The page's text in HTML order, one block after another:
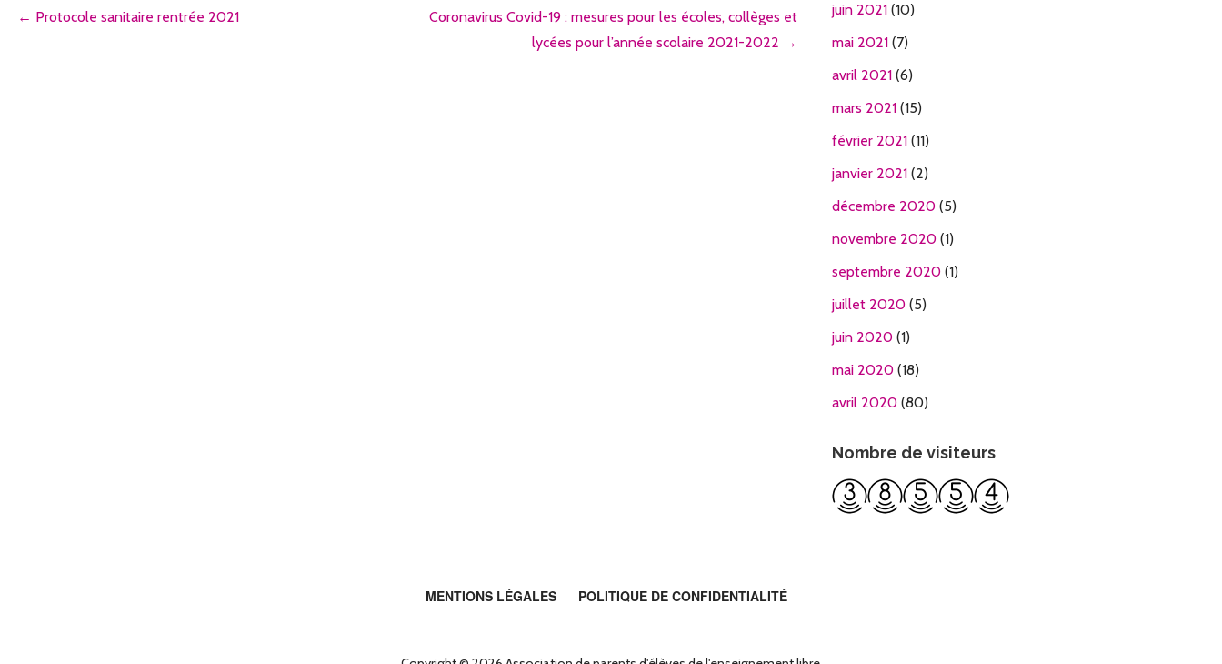
Navigation
← Protocole sanitaire rentrée 2021
Coronavirus Covid-19 : mesures pour les écoles, collèges et
lycées pour l’année scolaire 2021-2022 →
juin 2021(10)
mai 2021(7)
avril 2021(6)
mars 2021(15)
février 2021(11)
janvier 2021(2)
décembre 2020(5)
novembre 2020(1)
septembre 2020(1)
juillet 2020(5)
juin 2020(1)
mai 2020(18)
avril 2020(80)
Nombre de visiteurs
MENTIONS LÉGALES POLITIQUE DE CONFIDENTIALITÉ